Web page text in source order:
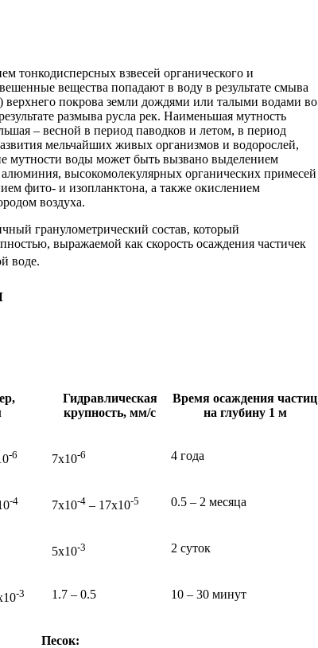
тонкодисперсных взвесей органического и
вещества попадают в воду в результате смыва
верхнего покрова земли дождями или талыми водами во
размыва русла рек. Наименьшая мутность
– весной в период паводков и летом, в период
мельчайших живых организмов и водорослей,
воды может быть вызвано выделением
высокомолекулярных органических примесей
фито- и изопланктона, а также окислением
воздуха.
гранулометрический состав, который
выражаемой как скорость осаждения частичек
воде.
Гидравлическая
крупность, мм/с
Время осаждения частиц
на глубину 1 м
-6 7х10-6 4 года
-4 7х10-4 – 17х10-5 0.5 – 2 месяца
5х10-3 2 суток
-3 1.7 – 0.5 10 – 30 минут
Песок: